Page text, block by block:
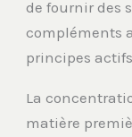
de fournir des
compléments
principes
La
matière